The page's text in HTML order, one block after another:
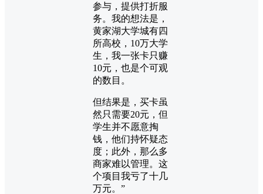
参与，提供打折服
务。我的想法是，
黄家湖大学城有四
所高校，10万大学
生，我一张卡只赚
10元，也是个可观
的数目。
但结果是，买卡虽
然只需要20元，但
学生并不愿意掏
钱，他们持怀疑态
度；此外，那么多
商家难以管理。这
个项目我亏了十几
万元。”